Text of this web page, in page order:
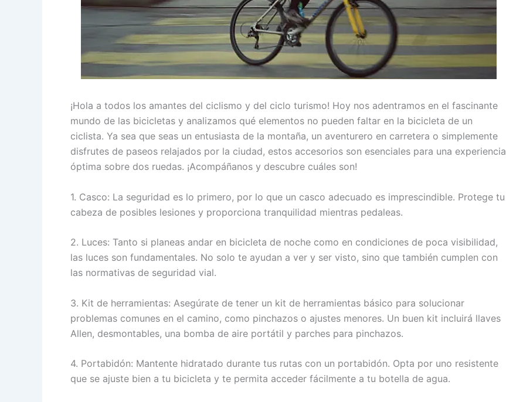
¡Hola a todos los amantes del ciclismo y del ciclo turismo! Hoy nos adentramos en el fascinante
mundo de las bicicletas y analizamos qué elementos no pueden faltar en la bicicleta de un
ciclista. Ya sea que seas un entusiasta de la montaña, un aventurero en carretera o simplemente
disfrutes de paseos relajados por la ciudad, estos accesorios son esenciales para una experiencia
óptima sobre dos ruedas. ¡Acompáñanos y descubre cuáles son!
1. Casco: La seguridad es lo primero, por lo que un casco adecuado es imprescindible. Protege tu
cabeza de posibles lesiones y proporciona tranquilidad mientras pedaleas.
2. Luces: Tanto si planeas andar en bicicleta de noche como en condiciones de poca visibilidad,
las luces son fundamentales. No solo te ayudan a ver y ser visto, sino que también cumplen con
las normativas de seguridad vial.
3. Kit de herramientas: Asegúrate de tener un kit de herramientas básico para solucionar
problemas comunes en el camino, como pinchazos o ajustes menores. Un buen kit incluirá llaves
Allen, desmontables, una bomba de aire portátil y parches para pinchazos.
4. Portabidón: Mantente hidratado durante tus rutas con un portabidón. Opta por uno resistente
que se ajuste bien a tu bicicleta y te permita acceder fácilmente a tu botella de agua.